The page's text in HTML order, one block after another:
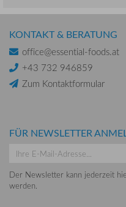
KONTAKT & BERATUNG
office@essential-foods.at
+43 732 946859
Zum Kontaktformular
FÜR NEWSLETTER
Der Newsletter kann jederzeit
werden.